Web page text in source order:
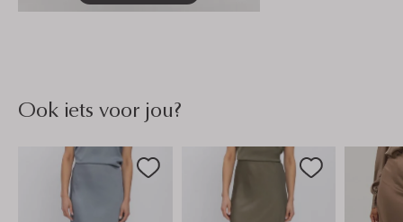
Ook iets voor jou?